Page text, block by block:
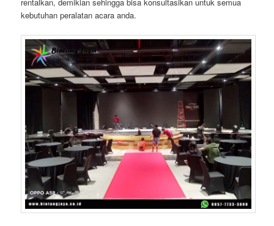
rentalkan, demikian sehingga bisa konsultasikan untuk semua
kebutuhan peralatan acara anda.